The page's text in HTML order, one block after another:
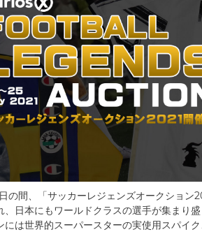
間、「サッカーレジェンズオークション
日本にもワールドクラスの選手が集まり
は世界的スーパースターの実使用スパイク